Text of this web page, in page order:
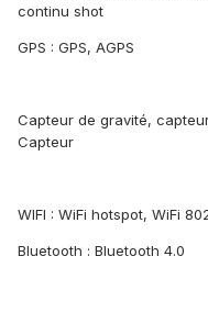
continu shot
GPS : GPS, AGPS
Capteur de gravité,
Capteur
WIFI : WiFi hotspot, WiFi
Bluetooth : Bluetooth 4.0